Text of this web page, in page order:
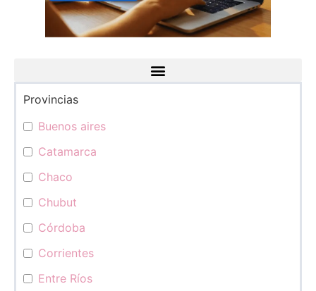
Provincias
Buenos aires
Catamarca
Chaco
Chubut
Córdoba
Corrientes
Entre Ríos